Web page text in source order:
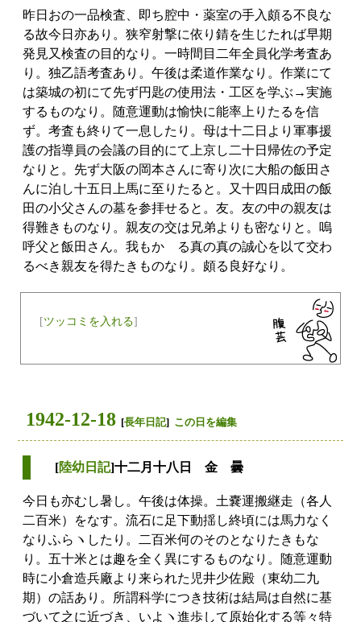
昨日おの一品検査、即ち腔中・薬室の手入頗る不良な
る故今日亦あり。狭窄射撃に依り錆を生じたれば早期
発見又検査の目的なり。一時間目二年全員化学考査あ
り。独乙語考査あり。午後は柔道作業なり。作業にて
は築城の初にて先ず円匙の使用法・工区を学ぶ→実施
するものなり。随意運動は愉快に能率上りたるを信
ず。考査も終りて一息したり。母は十二日より軍事援
護の指導員の会議の目的にて上京し二十日帰佐の予定
なりと。先ず大阪の岡本さんに寄り次に大船の飯田さ
んに泊し十五日上馬に至りたると。又十四日成田の飯
田の小父さんの墓を参拝せると。友。友の中の親友は
得難きものなり。親友の交は兄弟よりも密なりと。嗚
呼父と飯田さん。我もかゝる真の真の誠心を以て交わ
るべき親友を得たきものなり。頗る良好なり。
[ツッコミを入れる]
1942-12-18 [長年日記] この日を編集
[陸幼日記]十二月十八日 金 曇
今日も亦むし暑し。午後は体操。土嚢運搬継走（各人
二百米）をなす。流石に足下動揺し終頃には馬力なく
なりふらヽしたり。二百米何のそのとなりたきもな
り。五十米とは趣を全く異にするものなり。随意運動
時に小倉造兵廠より来られた児井少佐殿（東幼二九
期）の話あり。所謂科学につき技術は結局は自然に基
づいて之に近づき、いよヽ進歩して原始化する等々特